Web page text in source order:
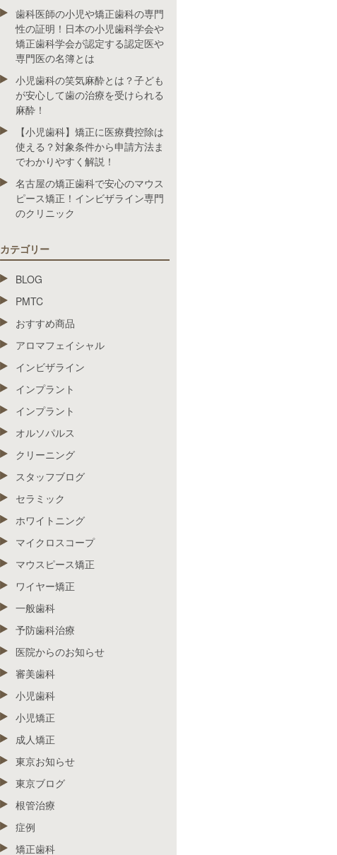
歯科医師の小児や矯正歯科の専門
性の証明！日本の小児歯科学会や
矯正歯科学会が認定する認定医や
専門医の名簿とは
小児歯科の笑気麻酔とは？子ども
が安心して歯の治療を受けられる
麻酔！
【小児歯科】矯正に医療費控除は
使える？対象条件から申請方法ま
でわかりやすく解説！
名古屋の矯正歯科で安心のマウス
ピース矯正！インビザライン専門
のクリニック
カテゴリー
BLOG
PMTC
おすすめ商品
アロマフェイシャル
インビザライン
インプラント
インプラント
オルソパルス
クリーニング
スタッフブログ
セラミック
ホワイトニング
マイクロスコープ
マウスピース矯正
ワイヤー矯正
一般歯科
予防歯科治療
医院からのお知らせ
審美歯科
小児歯科
小児矯正
成人矯正
東京お知らせ
東京ブログ
根管治療
症例
矯正歯科